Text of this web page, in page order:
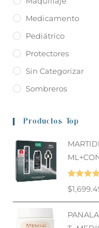
Medicamento
Pediátrico
Protectores
Sin Categorizar
Sombreros
Productos Top
Valorado
$